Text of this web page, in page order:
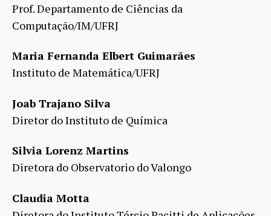
Prof. Departamento de Ciências da
Computação/IM/UFRJ
Maria Fernanda Elbert Guimarães
Instituto de Matemática/UFRJ
Joab Trajano Silva
Diretor do Instituto de Química
Silvia Lorenz Martins
Diretora do Observatorio do Valongo
Claudia Motta